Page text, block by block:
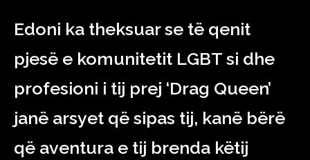
Edoni ka theksuar se të qenit
pjesë e komunitetit LGBT si dhe
profesioni i tij prej ‘Drag Queen’
janë arsyet që sipas tij, kanë bërë
që aventura e tij brenda këtij